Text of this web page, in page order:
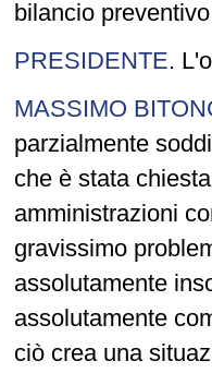
bilancio
PRESIDENTE.
MASSIMO
parzialmente
che è stata
amministrazioni
gravissimo
assolutamente
assolutamente
ciò crea una